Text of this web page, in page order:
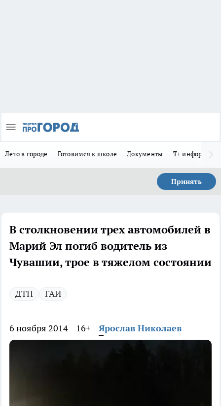
Лето в городе Готовимся к школе Документы Т+
Принять
В столкновении трех автомобилей в
Марий Эл погиб водитель из
Чувашии, трое в тяжелом состоянии
ДТП ГАИ
6 ноября 2014 16+ Ярослав Николаев